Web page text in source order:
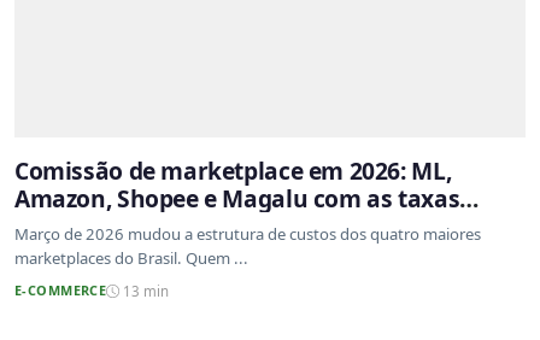
Comissão de marketplace em 2026: ML,
Amazon, Shopee e Magalu com as taxas
atualizadas
Março de 2026 mudou a estrutura de custos dos quatro maiores
marketplaces do Brasil. Quem ...
E-COMMERCE 13 min